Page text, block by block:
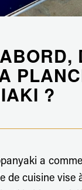
?
a
de cuisine vise